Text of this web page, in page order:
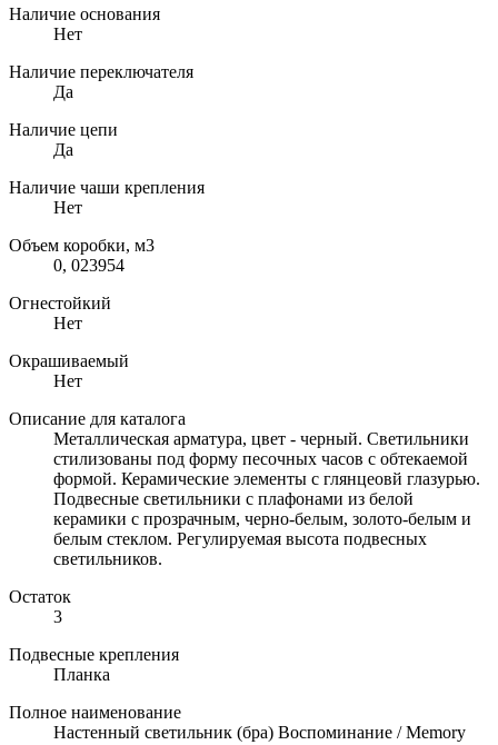
Наличие основания
Нет
Наличие переключателя
Да
Наличие цепи
Да
Наличие чаши крепления
Нет
Объем коробки, м3
0, 023954
Огнестойкий
Нет
Окрашиваемый
Нет
Описание для каталога
Металлическая арматура, цвет - черный. Светильники
стилизованы под форму песочных часов с обтекаемой
формой. Керамические элементы с глянцеовй глазурью.
Подвесные светильники с плафонами из белой
керамики с прозрачным, черно-белым, золото-белым и
белым стеклом. Регулируемая высота подвесных
светильников.
Остаток
3
Подвесные крепления
Планка
Полное наименование
Настенный светильник (бра) Воспоминание / Memory